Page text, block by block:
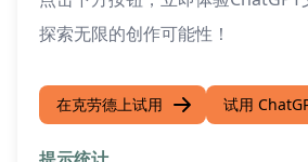
探索无限的创作可能性！
在克劳德上试用 试用